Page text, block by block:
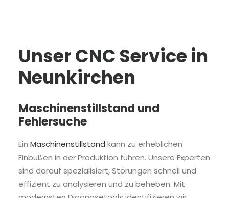
Unser CNC Service in
Neunkirchen
Maschinenstillstand und
Fehlersuche
Ein Maschinenstillstand kann zu erheblichen
Einbußen in der Produktion führen. Unsere Experten
sind darauf spezialisiert, Störungen schnell und
effizient zu analysieren und zu beheben. Mit